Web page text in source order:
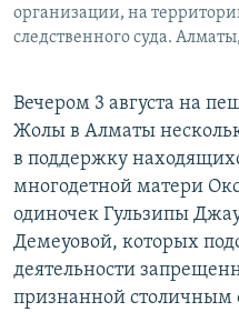
организации, на
следственного суда.
Вечером 3 августа на
Жолы в Алматы
в поддержку
многодетной матери
одиночек Гульзипы
Демеуовой, которых
деятельности
признанной столичным